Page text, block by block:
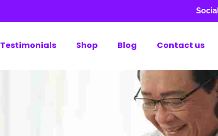
Testimonials Shop Blog Contact us